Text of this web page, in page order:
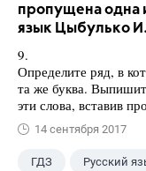
пропущена одна
язык Цыбулько
9.
Определите ряд, в
та же буква.
эти слова, вставив
14 сентября 2017
ГДЗ Русский